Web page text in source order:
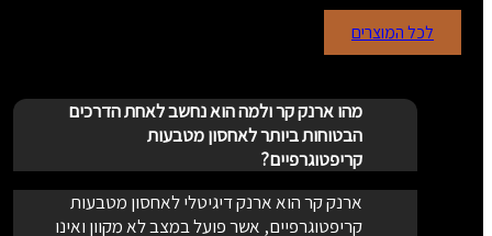
לכל המוצרים
מהו ארנק קר ולמה הוא נחשב לאחת הדרכים
הבטוחות ביותר לאחסון מטבעות
קריפטוגרפיים?
ארנק קר הוא ארנק דיגיטלי לאחסון מטבעות
קריפטוגרפיים, אשר פועל במצב לא מקוון ואינו